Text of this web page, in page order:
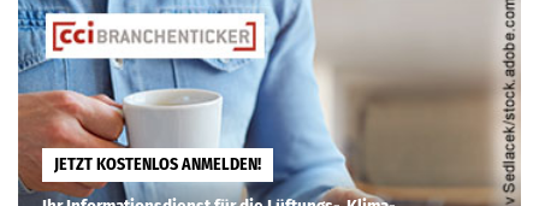
JETZT KOSTENLOS ANMELDEN!